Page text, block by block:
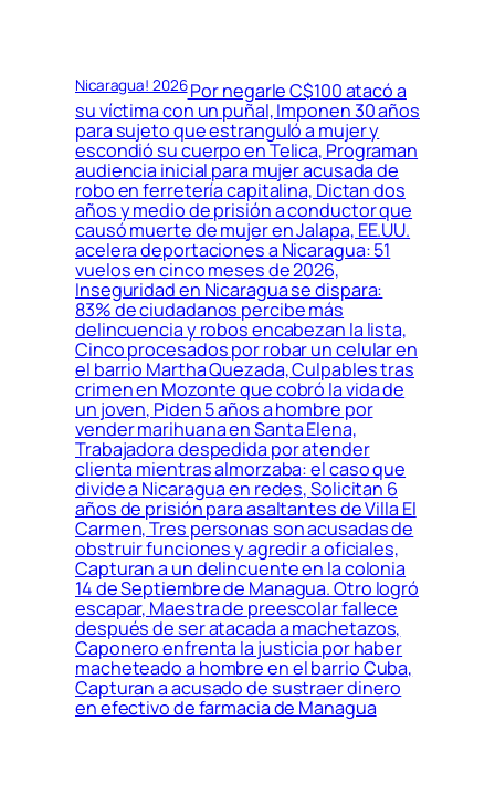
Nicaragua! 2026Por negarle C$100 atacó a
su víctima con un puñal, Imponen 30 años
para sujeto que estranguló a mujer y
escondió su cuerpo en Telica, Programan
audiencia inicial para mujer acusada de
robo en ferretería capitalina, Dictan dos
años y medio de prisión a conductor que
causó muerte de mujer en Jalapa, EE.UU.
acelera deportaciones a Nicaragua: 51
vuelos en cinco meses de 2026,
Inseguridad en Nicaragua se dispara:
83% de ciudadanos percibe más
delincuencia y robos encabezan la lista,
Cinco procesados por robar un celular en
el barrio Martha Quezada, Culpables tras
crimen en Mozonte que cobró la vida de
un joven, Piden 5 años a hombre por
vender marihuana en Santa Elena,
Trabajadora despedida por atender
clienta mientras almorzaba: el caso que
divide a Nicaragua en redes, Solicitan 6
años de prisión para asaltantes de Villa El
Carmen, Tres personas son acusadas de
obstruir funciones y agredir a oficiales,
Capturan a un delincuente en la colonia
14 de Septiembre de Managua. Otro logró
escapar, Maestra de preescolar fallece
después de ser atacada a machetazos,
Caponero enfrenta la justicia por haber
macheteado a hombre en el barrio Cuba,
Capturan a acusado de sustraer dinero
en efectivo de farmacia de Managua